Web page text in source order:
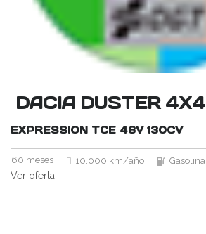
DACIA DUSTER 4X4
EXPRESSION TCE 48V 130CV
60 meses 10.000 km/año Gasolina
Ver oferta